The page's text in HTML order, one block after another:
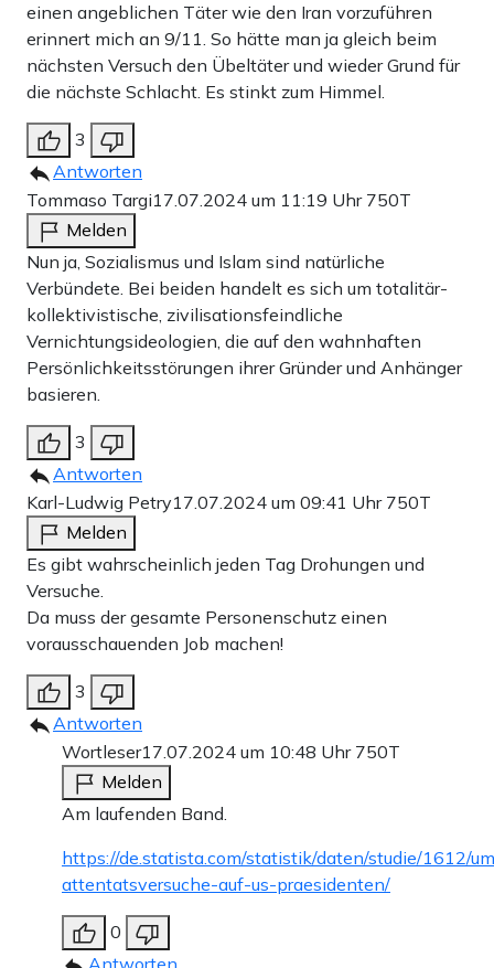
einen angeblichen Täter wie den Iran vorzuführen
erinnert mich an 9/11. So hätte man ja gleich beim
nächsten Versuch den Übeltäter und wieder Grund für
die nächste Schlacht. Es stinkt zum Himmel.
3
Antworten
Tommaso Targi17.07.2024 um 11:19 Uhr 750T
Melden
Nun ja, Sozialismus und Islam sind natürliche
Verbündete. Bei beiden handelt es sich um totalitär-
kollektivistische, zivilisationsfeindliche
Vernichtungsideologien, die auf den wahnhaften
Persönlichkeitsstörungen ihrer Gründer und Anhänger
basieren.
3
Antworten
Karl-Ludwig Petry17.07.2024 um 09:41 Uhr 750T
Melden
Es gibt wahrscheinlich jeden Tag Drohungen und
Versuche.
Da muss der gesamte Personenschutz einen
vorausschauenden Job machen!
3
Antworten
Wortleser17.07.2024 um 10:48 Uhr 750T
Melden
Am laufenden Band.
https://de.statista.com/statistik/daten/studie/1612/
attentatsversuche-auf-us-praesidenten/
0